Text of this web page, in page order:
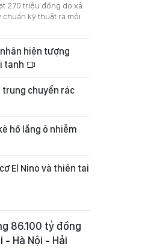
270 triệu đồng do xả
kỹ thuật ra môi
hiện tượng
tanh
trung chuyển rác
hồ lắng ô nhiễm
El Nino và thiên tai
86.100 tỷ đồng
- Hà Nội - Hải